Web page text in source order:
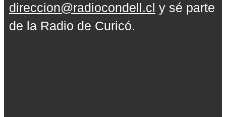
direccion@radiocondell.cl y sé parte
de la Radio de Curicó.